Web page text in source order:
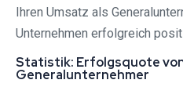
Ihren Umsatz als
Unternehmen erfolgreich
Statistik: Erfolgsquote
Generalunternehmer